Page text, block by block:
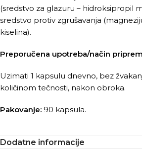
(sredstvo za glazuru – hidroksipropil
sredstvo protiv zgrušavanja
kiselina).
Preporučena upotreba/način
Uzimati 1 kapsulu dnevno, bez
količinom tečnosti, nakon obroka.
Pakovanje: 90 kapsula.
Dodatne informacije